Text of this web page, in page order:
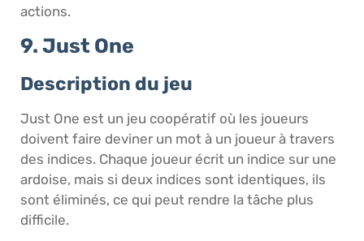
actions.
9. Just One
Description du jeu
Just One est un jeu coopératif où les joueurs
doivent faire deviner un mot à un joueur à travers
des indices. Chaque joueur écrit un indice sur une
ardoise, mais si deux indices sont identiques, ils
sont éliminés, ce qui peut rendre la tâche plus
difficile.